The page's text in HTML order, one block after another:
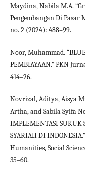
Maydina, Nabila M.A.
Pengembangan Di Pasar
no. 2 (2024): 488–99.
Noor, Muhammad.
PEMBIAYAAN.” PKN
414–26.
Novrizal, Aditya, Aisya
Artha, and Sabila Syifa
IMPLEMENTASI SUKUK
SYARIAH DI
Humanities, Social
35–60.